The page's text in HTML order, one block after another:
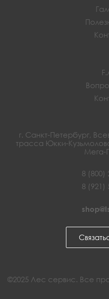
г. Санкт-Петербург,
трасса Юкки-
Мега-
8 (800)
8 (921)
©2025 Лес сервис. Все